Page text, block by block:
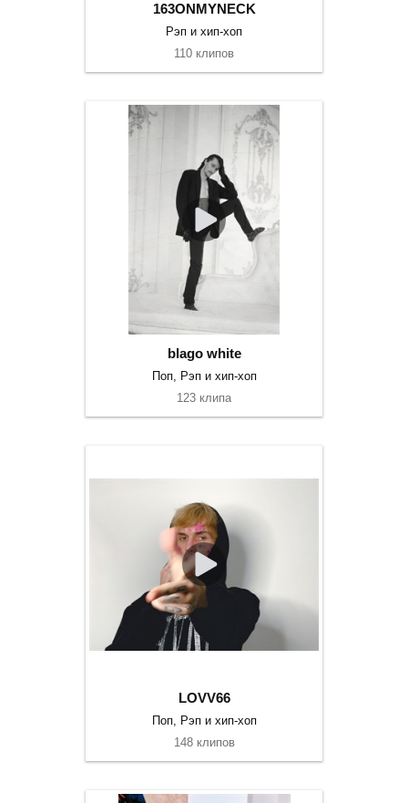
163ONMYNECK
Рэп и хип-хоп
110 клипов
blago white
Поп, Рэп и хип-хоп
123 клипа
LOVV66
Поп, Рэп и хип-хоп
148 клипов